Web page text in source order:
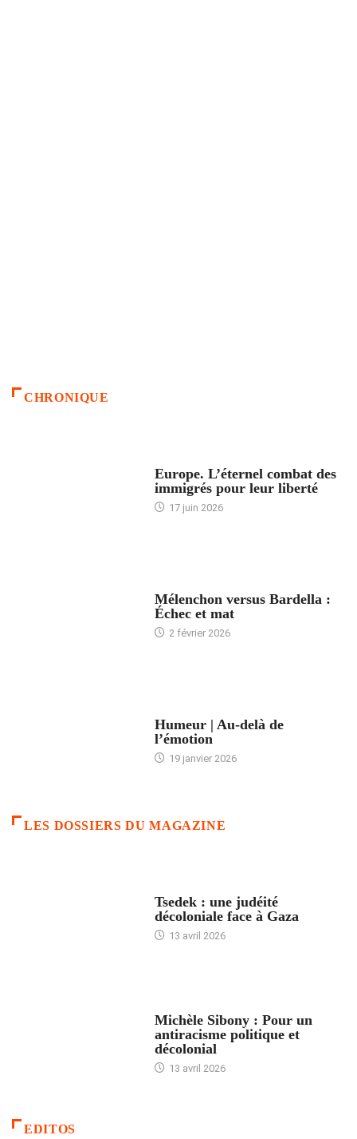
CHRONIQUE
Europe. L’éternel combat des
immigrés pour leur liberté
17 juin 2026
Mélenchon versus Bardella :
Échec et mat
2 février 2026
Humeur | Au-delà de
l’émotion
19 janvier 2026
LES DOSSIERS DU MAGAZINE
Tsedek : une judéité
décoloniale face à Gaza
13 avril 2026
Michèle Sibony : Pour un
antiracisme politique et
décolonial
13 avril 2026
EDITOS